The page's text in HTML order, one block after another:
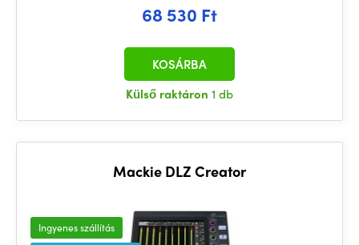
68 530 Ft
Külső raktáron 1 db
KOSÁRBA
Mackie DLZ Creator
Ingyenes szállítás